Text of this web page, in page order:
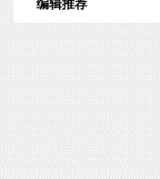
编辑推荐